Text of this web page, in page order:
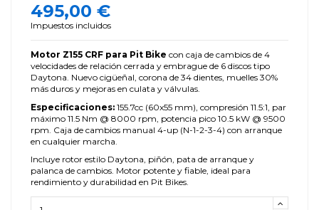
495,00 €
Impuestos incluidos
Motor Z155 CRF para Pit Bike con caja de cambios de 4
velocidades de relación cerrada y embrague de 6 discos tipo
Daytona. Nuevo cigüeñal, corona de 34 dientes, muelles 30%
más duros y mejoras en culata y válvulas.
Especificaciones: 155.7cc (60x55 mm), compresión 11.5:1, par
máximo 11.5 Nm @ 8000 rpm, potencia pico 10.5 kW @ 9500
rpm. Caja de cambios manual 4-up (N-1-2-3-4) con arranque
en cualquier marcha.
Incluye rotor estilo Daytona, piñón, pata de arranque y
palanca de cambios. Motor potente y fiable, ideal para
rendimiento y durabilidad en Pit Bikes.